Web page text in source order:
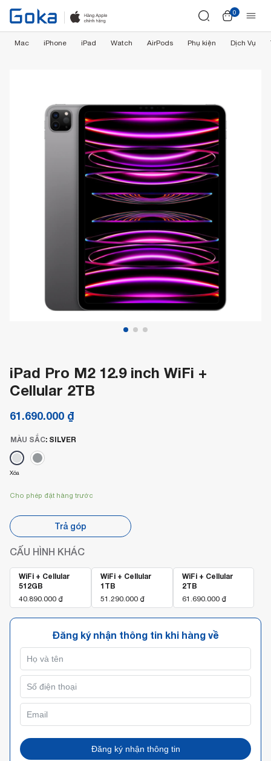
0
Mac iPhone iPad Watch AirPods Phụ kiện Dịch Vụ
iPad Pro M2 12.9 inch WiFi +
Cellular 2TB
61.690.000 ₫
MÀU SẮC: SILVER
Xóa
Cho phép đặt hàng trước
Trả góp
CẤU HÌNH KHÁC
WiFi + Cellular
512GB
40.890.000 ₫
WiFi + Cellular
1TB
51.290.000 ₫
WiFi + Cellular
2TB
61.690.000 ₫
Đăng ký nhận thông tin khi hàng về
Đăng ký nhận thông tin